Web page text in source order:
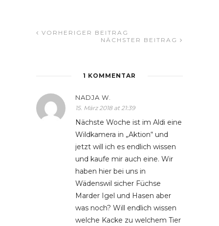
VORHERIGER BEITRAG
NÄCHSTER BEITRAG
1 KOMMENTAR
NADJA W.
15. März 2018 at 21:39
Nächste Woche ist im Aldi eine
Wildkamera in „Aktion“ und
jetzt will ich es endlich wissen
und kaufe mir auch eine. Wir
haben hier bei uns in
Wädenswil sicher Füchse
Marder Igel und Hasen aber
was noch? Will endlich wissen
welche Kacke zu welchem Tier